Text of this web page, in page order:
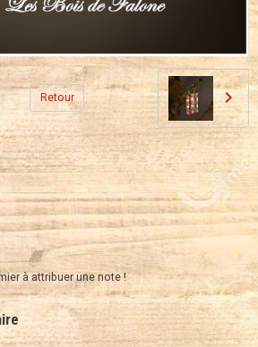
Retour
à attribuer une note !